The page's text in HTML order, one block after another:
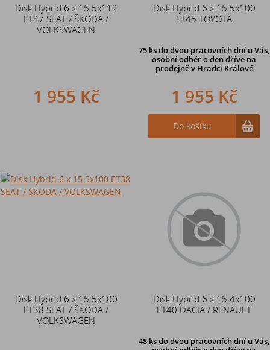
Disk Hybrid 6 x 15 5x112
ET47 SEAT / ŠKODA /
VOLKSWAGEN
1 955 Kč
Disk Hybrid 6 x 15 5x100
ET45 TOYOTA
75 ksdo dvou pracovních dní u Vás,
osobní odběr o den dříve na
prodejně v Hradci Králové
1 955 Kč
Do košíku
Disk Hybrid 6 x 15 5x100
ET38 SEAT / ŠKODA /
VOLKSWAGEN
Disk Hybrid 6 x 15 4x100
ET40 DACIA / RENAULT
48 ksdo dvou pracovních dní u Vás,